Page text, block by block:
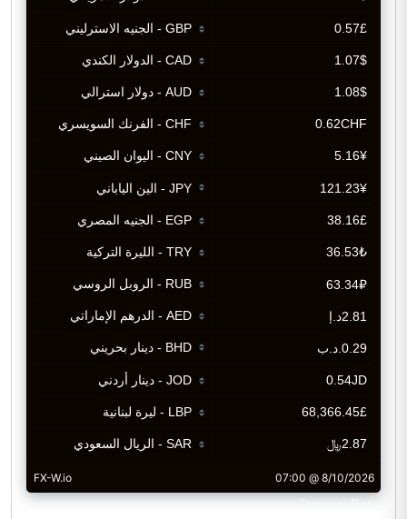
CurrencyRate